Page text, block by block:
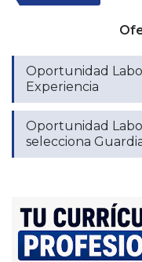
Oportunidad
Experiencia
Oportunidad
selecciona